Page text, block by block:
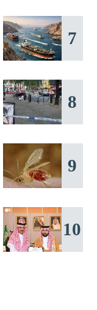
7
8
9
10